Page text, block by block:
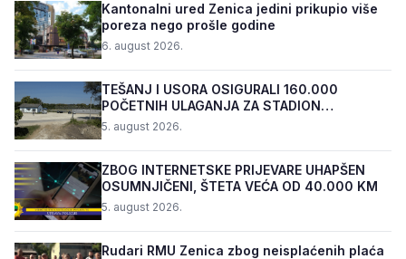
Kantonalni ured Zenica jedini prikupio više
poreza nego prošle godine
6. august 2026.
TEŠANJ I USORA OSIGURALI 160.000
POČETNIH ULAGANJA ZA STADION
„TOPOLIK“
5. august 2026.
ZBOG INTERNETSKE PRIJEVARE UHAPŠEN
OSUMNJIČENI, ŠTETA VEĆA OD 40.000 KM
5. august 2026.
Rudari RMU Zenica zbog neisplaćenih plaća